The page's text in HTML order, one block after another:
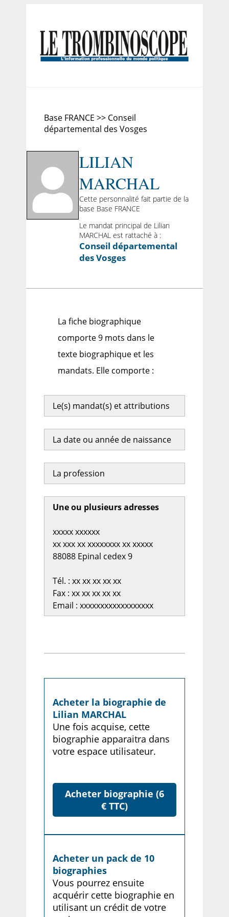
Base FRANCE >> Conseil
départemental des Vosges
LILIAN
MARCHAL
Cette personnalité fait partie de la
base Base FRANCE
Le mandat principal de Lilian
MARCHAL est rattaché à :
Conseil départemental
des Vosges
La fiche biographique
comporte 9 mots dans le
texte biographique et les
mandats. Elle comporte :
Le(s) mandat(s) et attributions
La date ou année de naissance
La profession
Une ou plusieurs adresses
xxxxx xxxxxx
xx xxx xx xxxxxxxx xx xxxxx
88088 Epinal cedex 9
Tél. : xx xx xx xx xx
Fax : xx xx xx xx xx
Email : xxxxxxxxxxxxxxxxxx
Acheter la biographie de
Lilian MARCHAL
Une fois acquise, cette
biographie apparaitra dans
votre espace utilisateur.
Acheter biographie (6
€ TTC)
Acheter un pack de 10
biographies
Vous pourrez ensuite
acquérir cette biographie en
utilisant un crédit de votre